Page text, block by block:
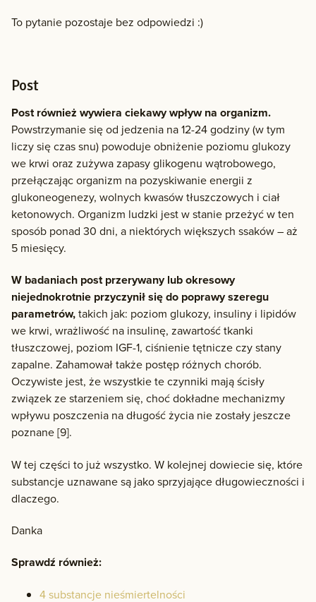
To pytanie pozostaje bez odpowiedzi :)
Post
Post również wywiera ciekawy wpływ na organizm.
Powstrzymanie się od jedzenia na 12-24 godziny (w tym
liczy się czas snu) powoduje obniżenie poziomu glukozy
we krwi oraz zużywa zapasy glikogenu wątrobowego,
przełączając organizm na pozyskiwanie energii z
glukoneogenezy, wolnych kwasów tłuszczowych i ciał
ketonowych. Organizm ludzki jest w stanie przeżyć w ten
sposób ponad 30 dni, a niektórych większych ssaków – aż
5 miesięcy.
W badaniach post przerywany lub okresowy
niejednokrotnie przyczynił się do poprawy szeregu
parametrów,takich jak: poziom glukozy, insuliny i lipidów
we krwi, wrażliwość na insulinę, zawartość tkanki
tłuszczowej, poziom IGF-1, ciśnienie tętnicze czy stany
zapalne. Zahamował także postęp różnych chorób.
Oczywiste jest, że wszystkie te czynniki mają ścisły
związek ze starzeniem się, choć dokładne mechanizmy
wpływu poszczenia na długość życia nie zostały jeszcze
poznane [9].
W tej części to już wszystko. W kolejnej dowiecie się, które
substancje uznawane są jako sprzyjające długowieczności i
dlaczego.
Danka
Sprawdź również:
4 substancje nieśmiertelności